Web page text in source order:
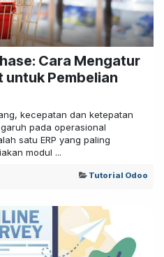
Cara Mengatur
untuk Pembelian
kecepatan dan ketepatan
pada operasional
satu ERP yang paling
modul ...
Tutorial Odoo